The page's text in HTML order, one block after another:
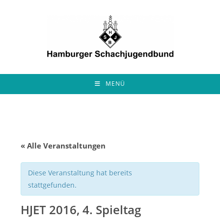
MENÜ
« Alle Veranstaltungen
Diese Veranstaltung hat bereits
stattgefunden.
HJET 2016, 4. Spieltag